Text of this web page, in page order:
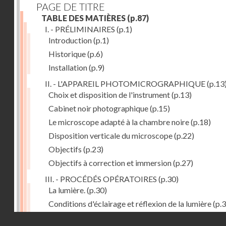
PAGE DE TITRE
TABLE DES MATIÈRES (p.87)
I. - PRÉLIMINAIRES (p.1)
Introduction(p.1)
Historique(p.6)
Installation(p.9)
II. - L'APPAREIL PHOTOMICROGRAPHIQUE
Choix et disposition de l'instrument(p.13)
Cabinet noir photographique(p.15)
Le microscope adapté à la chambre noire(p.18)
Disposition verticale du microscope(p.22)
Objectifs (p.23)
Objectifs à correction et immersion(p.27)
III. - PROCÉDÉS OPÉRATOIRES (p.30)
La lumière. (p.30)
Conditions d'éclairage et réflexion de la lumière